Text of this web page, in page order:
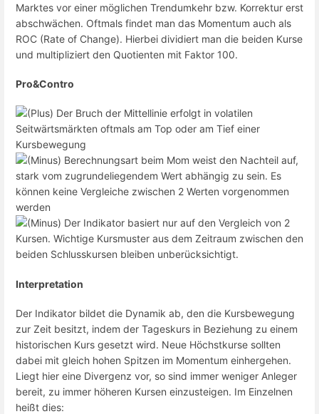
Marktes vor einer möglichen Trendumkehr bzw. Korrektur erst
abschwächen. Oftmals findet man das Momentum auch als
ROC (Rate of Change). Hierbei dividiert man die beiden Kurse
und multipliziert den Quotienten mit Faktor 100.
Pro&Contro
Der Bruch der Mittellinie erfolgt in volatilen
Seitwärtsmärkten oftmals am Top oder am Tief einer
Kursbewegung
Berechnungsart beim Mom weist den Nachteil auf,
stark vom zugrundeliegendem Wert abhängig zu sein. Es
können keine Vergleiche zwischen 2 Werten vorgenommen
werden
Der Indikator basiert nur auf den Vergleich von 2
Kursen. Wichtige Kursmuster aus dem Zeitraum zwischen den
beiden Schlusskursen bleiben unberücksichtigt.
Interpretation
Der Indikator bildet die Dynamik ab, den die Kursbewegung
zur Zeit besitzt, indem der Tageskurs in Beziehung zu einem
historischen Kurs gesetzt wird. Neue Höchstkurse sollten
dabei mit gleich hohen Spitzen im Momentum einhergehen.
Liegt hier eine Divergenz vor, so sind immer weniger Anleger
bereit, zu immer höheren Kursen einzusteigen. Im Einzelnen
heißt dies: